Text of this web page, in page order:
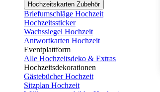
Hochzeitskarten Zubehör
Briefumschläge Hochzeit
Hochzeitssticker
Wachssiegel Hochzeit
Antwortkarten Hochzeit
Eventplattform
Alle Hochzeitsdeko & Extras
Hochzeitsdekorationen
Gästebücher Hochzeit
Sitzplan Hochzeit